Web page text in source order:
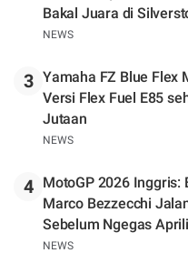
Bakal Juara di
NEWS
3 Yamaha FZ Blue Flex
Versi Flex Fuel E85
Jutaan
NEWS
4
MotoGP 2026 Inggris:
Marco Bezzecchi
Sebelum Ngegas
NEWS